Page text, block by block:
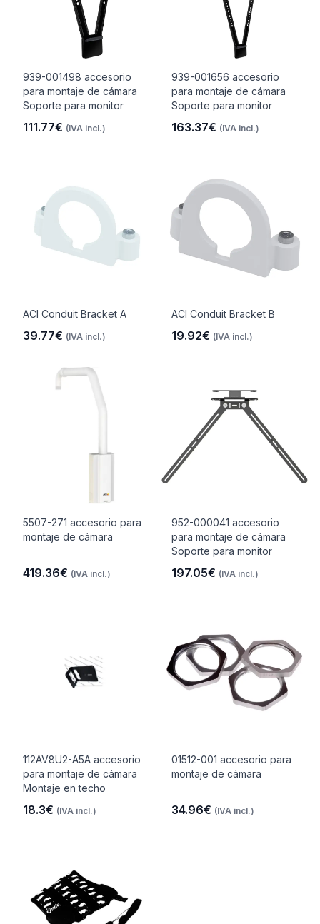
939-001498 accesorio
para montaje de cámara
Soporte para monitor
111.77€ (IVA incl.)
939-001656 accesorio
para montaje de cámara
Soporte para monitor
163.37€ (IVA incl.)
ACI Conduit Bracket A
39.77€ (IVA incl.)
ACI Conduit Bracket B
19.92€ (IVA incl.)
5507-271 accesorio para
montaje de cámara
419.36€ (IVA incl.)
952-000041 accesorio
para montaje de cámara
Soporte para monitor
197.05€ (IVA incl.)
112AV8U2-A5A accesorio
para montaje de cámara
Montaje en techo
18.3€ (IVA incl.)
01512-001 accesorio para
montaje de cámara
34.96€ (IVA incl.)